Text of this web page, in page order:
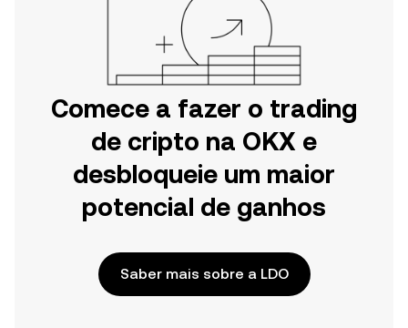
Comece a fazer o trading
de cripto na OKX e
desbloqueie um maior
potencial de ganhos
Saber mais sobre a LDO